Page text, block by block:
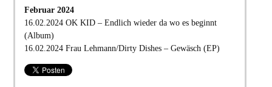
Februar 2024
16.02.2024 OK KID – Endlich wieder da wo es beginnt
(Album)
16.02.2024 Frau Lehmann/Dirty Dishes – Gewäsch (EP)